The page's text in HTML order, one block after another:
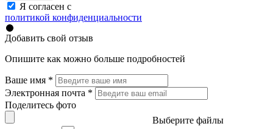
Я согласен с
политикой конфиденциальности
Добавить свой отзыв
Опишите как можно больше подробностей
Ваше имя *
Электронная почта *
Поделитесь фото
Выберите файлы